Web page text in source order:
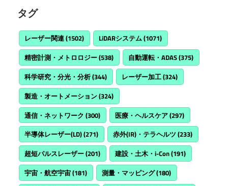
タグ
レーザー関連(1502) LiDARシステム(1071)
精密計測・メトロロジー(538) 自動運転・ADAS(375)
科学研究・分光・分析(344) レーザー加工(324)
製造・オートメーション(324)
通信・ネットワーク (300) 医療・ヘルスケア(297)
半導体レーザー(LD)(271) 赤外(IR)・テラヘルツ (233)
超短パルスレーザー(201) 建設・土木・i-Con(191)
宇宙・航空宇宙(181) 測量・マッピング(180)